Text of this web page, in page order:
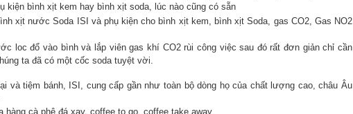
kiện bình xịt kem hay bình xịt soda, lúc nào cũng có sẵn
xịt nước Soda ISI và phụ kiện cho bình xịt kem, bình xịt Soda, gas CO2, Gas NO2
loc đổ vào bình và lắp viên gas khí CO2 rùi công việc sau đó rất đơn giản chỉ cần
ta đã có một cốc soda tuyệt vời.
và tiệm bánh, ISI, cung cấp gần như toàn bộ dòng họ của chất lượng cao, châu Âu
cà phê đá xay, coffee to go, coffee take away